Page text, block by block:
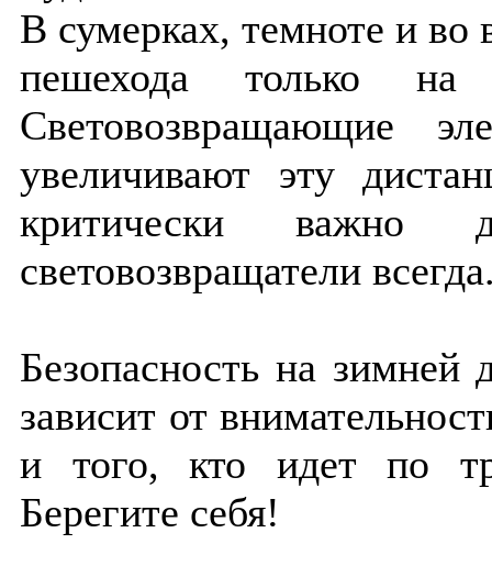
В сумерках, темноте и во
пешехода только на
Световозвращающие
увеличивают эту
критически важно
световозвращатели
Безопасность на зимней
зависит от
и того, кто идет по
Берегите себя!